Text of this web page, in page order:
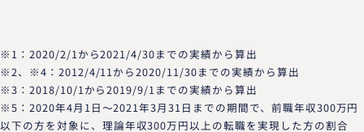
※1：2020/2/1から2021/4/30までの実績から算出
※2、※4：2012/4/11から2020/11/30までの実績から算出
※3：2018/10/1から2019/9/1までの実績から算出
※5：2020年4月1日～2021年3月31日までの期間で、前職年収300万円
以下の方を対象に、理論年収300万円以上の転職を実現した方の割合